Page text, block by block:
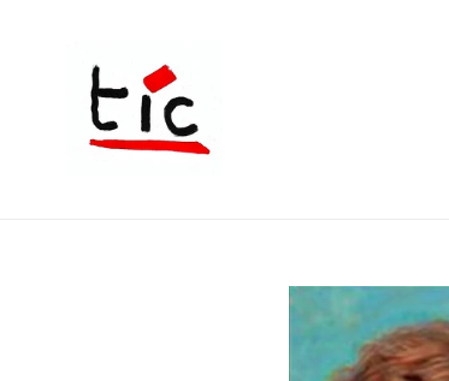
contenuti